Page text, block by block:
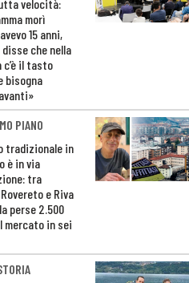
velocità:
morì
15 anni,
disse che nella
il tasto
bisogna
PIANO
tradizionale in
è in via
tra
e Riva
perse 2.500
mercato in sei